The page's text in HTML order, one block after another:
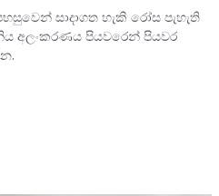
සාදාගත හැකි රෝස පැහැති
අලංකරණය පියවරෙන් පියවර